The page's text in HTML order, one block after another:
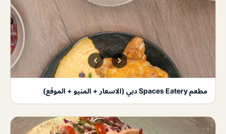
مطعم Spaces Eatery دبي (الاسعار + المنيو + الموقع)